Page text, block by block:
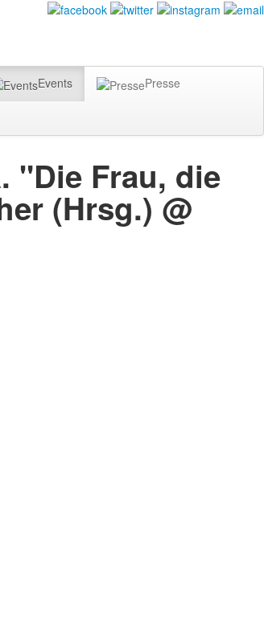
Events Presse
"Die Frau, die
(Hrsg.) @